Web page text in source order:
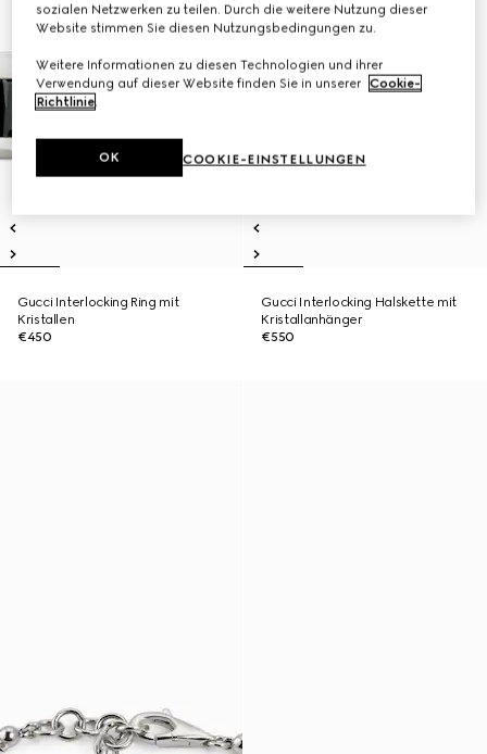
Gucci Interlocking Ring mit
Kristallen
€450
Gucci Interlocking Halskette mit
Kristallanhänger
€550
sozialen Netzwerken zu teilen. Durch die weitere Nutzung dieser
Website stimmen Sie diesen Nutzungsbedingungen zu.
Weitere Informationen zu diesen Technologien und ihrer
Verwendung auf dieser Website finden Sie in unserer Cookie-
Richtlinie.
COOKIE-EINSTELLUNGEN
OK